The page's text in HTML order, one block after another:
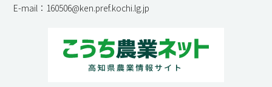
E-mail：160506@ken.pref.kochi.lg.jp